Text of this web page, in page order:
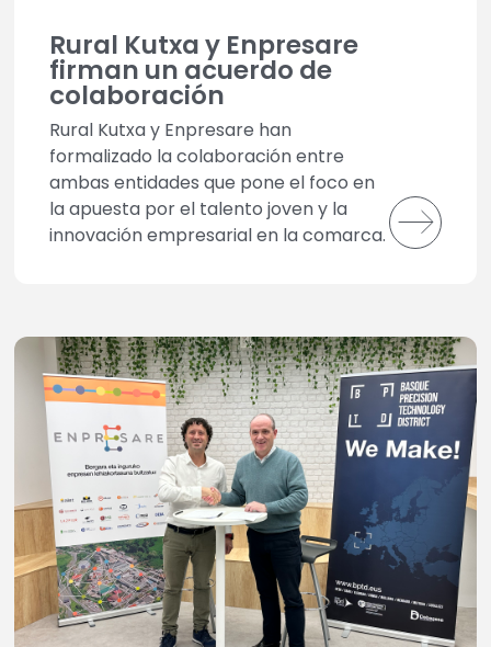
Rural Kutxa y Enpresare
firman un acuerdo de
colaboración
Rural Kutxa y Enpresare han
formalizado la colaboración entre
ambas entidades que pone el foco en
la apuesta por el talento joven y la
innovación empresarial en la comarca.